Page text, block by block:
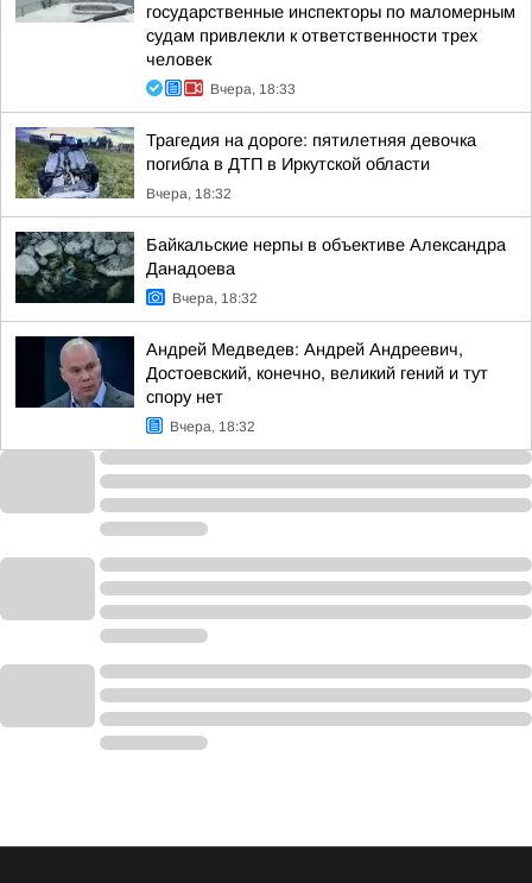
государственные инспекторы по маломерным
судам привлекли к ответственности трех
человек
Вчера, 18:33
Трагедия на дороге: пятилетняя девочка
погибла в ДТП в Иркутской области
Вчера, 18:32
Байкальские нерпы в объективе Александра
Данадоева
Вчера, 18:32
Андрей Медведев: Андрей Андреевич,
Достоевский, конечно, великий гений и тут
спору нет
Вчера, 18:32